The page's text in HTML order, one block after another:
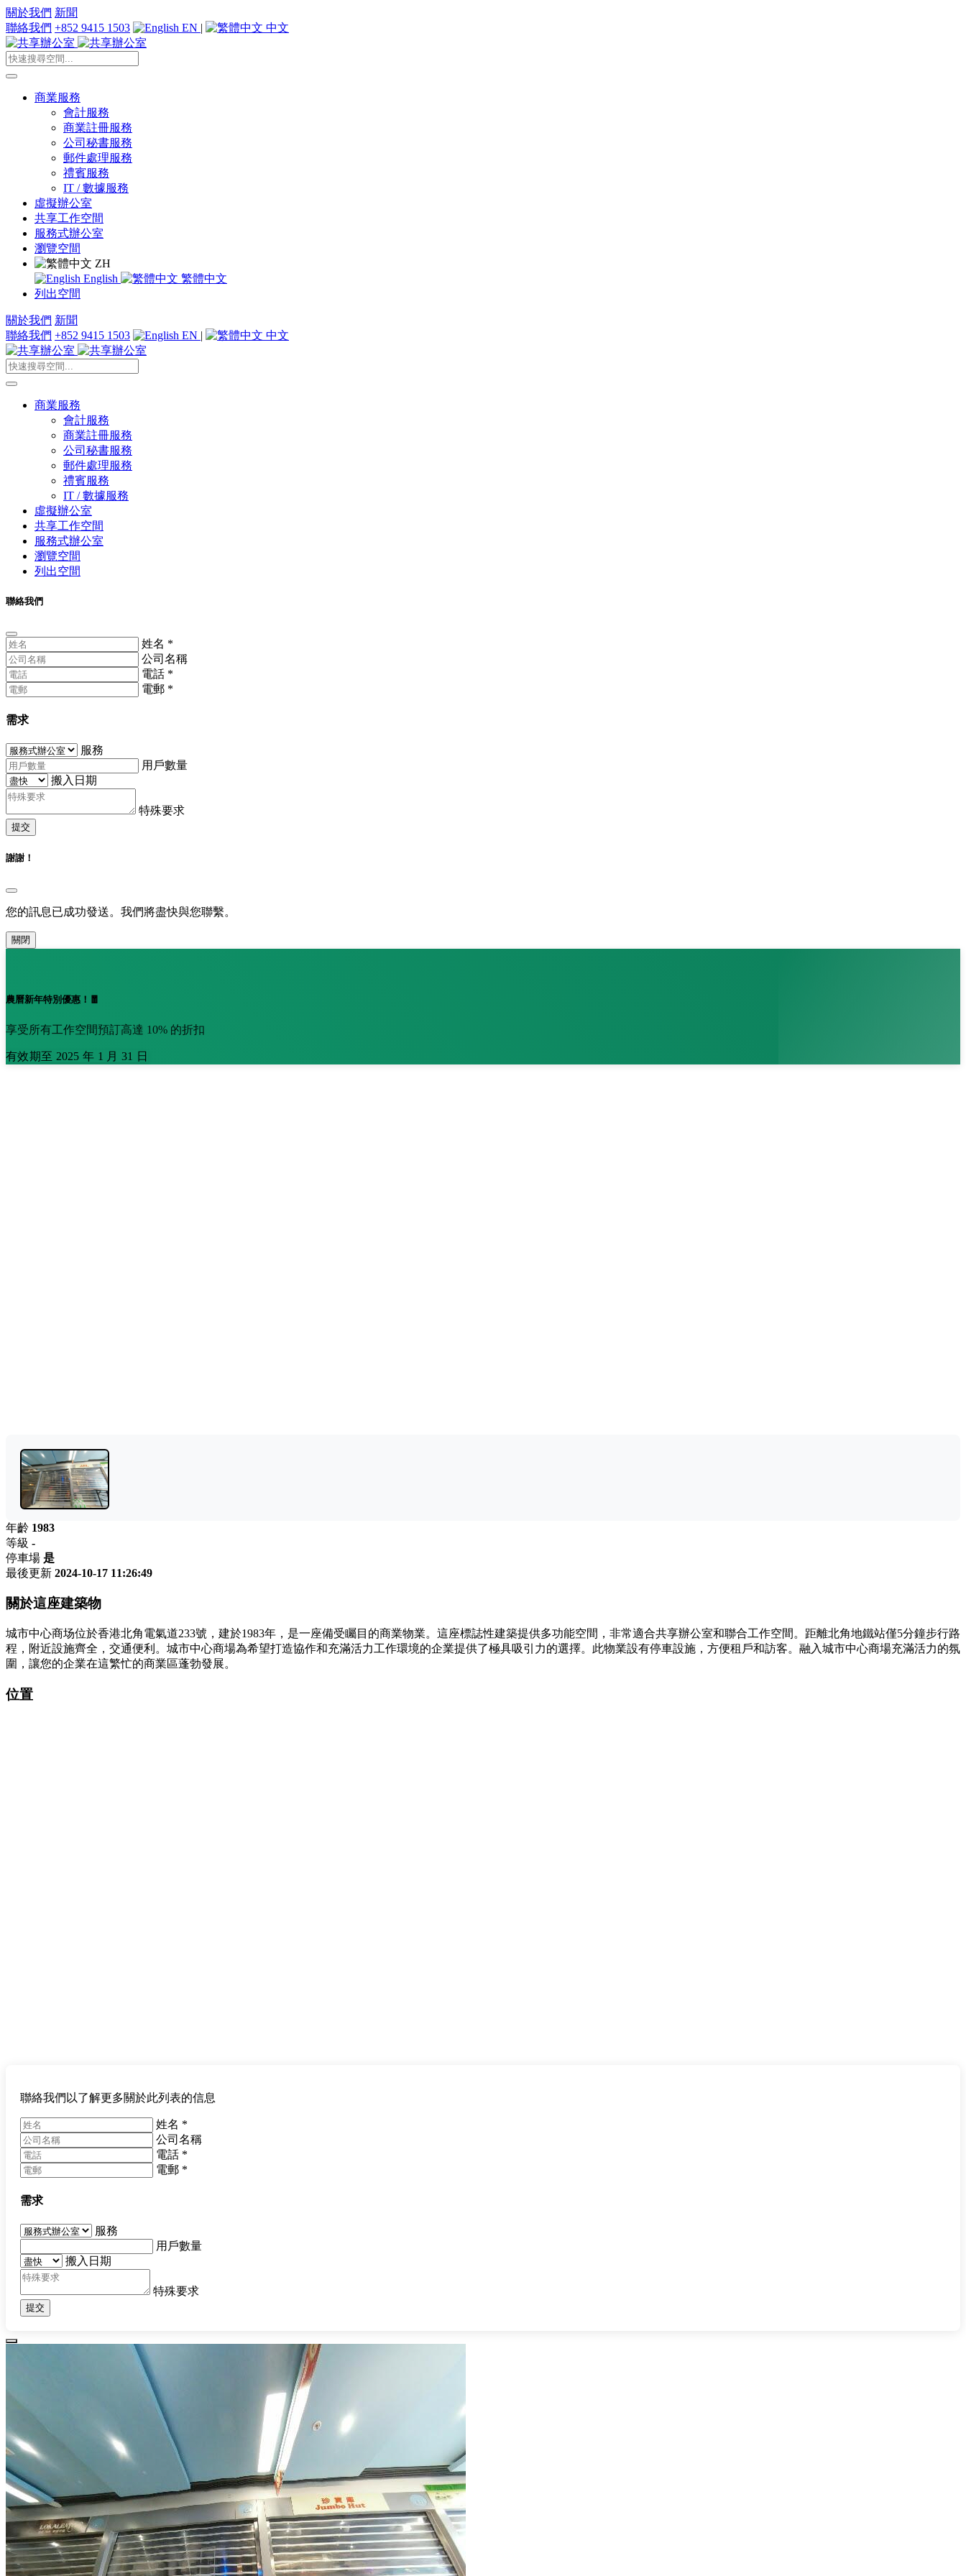
關於我們 新聞
聯絡我們 +852 9415 1503 EN | 中文
商業服務
會計服務
商業註冊服務
公司秘書服務
郵件處理服務
禮賓服務
IT / 數據服務
虛擬辦公室
共享工作空間
服務式辦公室
瀏覽空間
ZH
English
繁體中文
列出空間
關於我們 新聞
聯絡我們 +852 9415 1503 EN | 中文
商業服務
會計服務
商業註冊服務
公司秘書服務
郵件處理服務
禮賓服務
IT / 數據服務
虛擬辦公室
共享工作空間
服務式辦公室
瀏覽空間
列出空間
聯絡我們
姓名 *
公司名稱
電話 *
電郵 *
需求
服務
用戶數量
搬入日期
特殊要求
提交
謝謝！
您的訊息已成功發送。我們將盡快與您聯繫。
關閉
農曆新年特別優惠！🧧
享受所有工作空間預訂高達 10% 的折扣
有效期至 2025 年 1 月 31 日
年齡 1983
等級 -
停車場 是
最後更新 2024-10-17 11:26:49
關於這座建築物
城市中心商场位於香港北角電氣道233號，建於1983年，是一座備受矚目的商業物業。這座標誌性建築提供多功能空間，非常適合共享辦公室和聯合工作空間。距離北角地鐵站僅5分鐘步行路
程，附近設施齊全，交通便利。城市中心商場為希望打造協作和充滿活力工作環境的企業提供了極具吸引力的選擇。此物業設有停車設施，方便租戶和訪客。融入城市中心商場充滿活力的氛
圍，讓您的企業在這繁忙的商業區蓬勃發展。
位置
聯絡我們以了解更多關於此列表的信息
姓名 *
公司名稱
電話 *
電郵 *
需求
服務
用戶數量
搬入日期
特殊要求
提交